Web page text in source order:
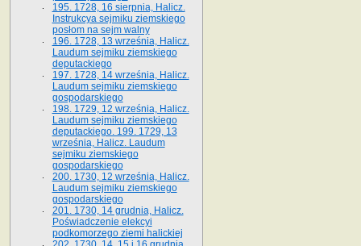
195. 1728, 16 sierpnia, Halicz.
Instrukcya sejmiku ziemskiego
posłom na sejm walny
196. 1728, 13 września, Halicz.
Laudum sejmiku ziemskiego
deputackiego
197. 1728, 14 września, Halicz.
Laudum sejmiku ziemskiego
gospodarskiego
198. 1729, 12 września, Halicz.
Laudum sejmiku ziemskiego
deputackiego. 199. 1729, 13
września, Halicz. Laudum
sejmiku ziemskiego
gospodarskiego
200. 1730, 12 września, Halicz.
Laudum sejmiku ziemskiego
gospodarskiego
201. 1730, 14 grudnia, Halicz.
Poświadczenie elekcyi
podkomorzego ziemi halickiej